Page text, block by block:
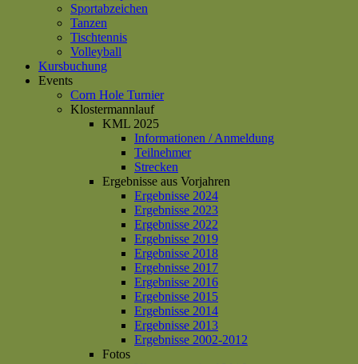
Sportabzeichen
Tanzen
Tischtennis
Volleyball
Kursbuchung
Events
Corn Hole Turnier
Klostermannlauf
KML 2025
Informationen / Anmeldung
Teilnehmer
Strecken
Ergebnisse aus Vorjahren
Ergebnisse 2024
Ergebnisse 2023
Ergebnisse 2022
Ergebnisse 2019
Ergebnisse 2018
Ergebnisse 2017
Ergebnisse 2016
Ergebnisse 2015
Ergebnisse 2014
Ergebnisse 2013
Ergebnisse 2002-2012
Fotos